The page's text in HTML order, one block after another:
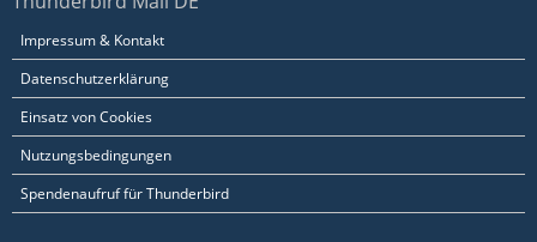
Impressum & Kontakt
Datenschutzerklärung
Einsatz von Cookies
Nutzungsbedingungen
Spendenaufruf für Thunderbird